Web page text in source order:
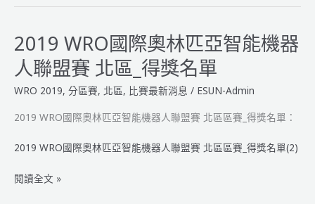
(簡
易
版)
盃
&
區
增
晉
名
2019 WRO國際奧林匹亞智能機器
人聯盟賽 北區_得獎名單
WRO 2019, 分區賽, 北區, 比賽最新消息 / ESUN-Admin
2019 WRO國際奧林匹亞智能機器人聯盟賽 北區區賽_得獎名單：
2019 WRO國際奧林匹亞智能機器人聯盟賽 北區區賽_得獎名單(2)
2019
閱讀全文 »